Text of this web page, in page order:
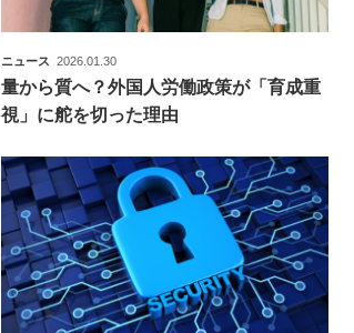
ニュース 2026.01.30
量から質へ？外国人労働政策が「育成重
視」に舵を切った理由